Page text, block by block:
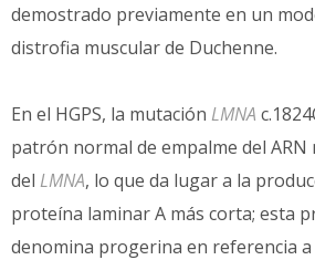
demostrado previamente en un
distrofia muscular de Duchenne.
En el HGPS, la mutación LMNA
patrón normal de empalme del ARN
del LMNA, lo que da lugar a la
proteína laminar A más corta; esta
denomina progerina en referencia a